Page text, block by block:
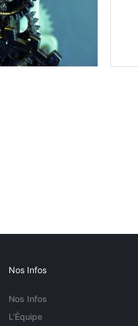
Nos Infos
Nos Infos
L'Équipe